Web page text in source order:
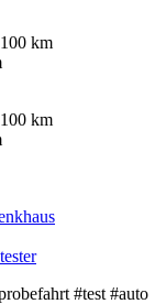
km
km
#test #auto